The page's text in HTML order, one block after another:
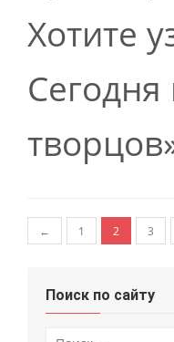
Хотите
Навигация
← 1 2 3
Поиск по сайту